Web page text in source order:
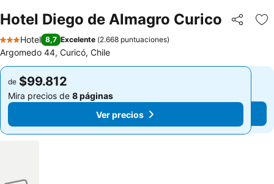
Hotel Diego de Almagro Curico Compartir
3 Estrellas
Hotel 8,7 Excelente (2.668 puntuaciones)
Argomedo 44, Curicó, Chile
de $99.812
Mira precios de 8 páginas
Ver precios
de $99.812
Mira precios de 8 páginas
Ver precios